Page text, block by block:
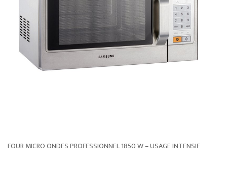
FOUR MICRO ONDES PROFESSIONNEL 1850 W – USAGE INTENSIF